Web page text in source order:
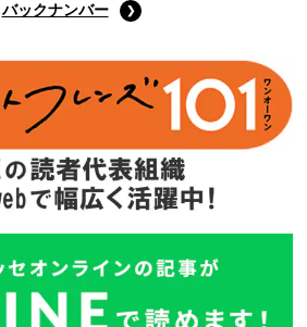
バックナンバー